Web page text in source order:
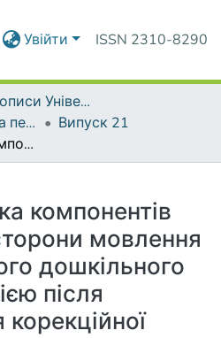
Увійти ISSN 2310-8290
Наукові часописи Університету
Серія 19. Корекційна педагогіка та спеціальна психологія
Випуск 21
Характеристика компонентів просодичної сторони мовлення у дітей старшого дошкільного віку з дизартрією після впровадження корекційної методики
компонентів
мовлення
дошкільного
після